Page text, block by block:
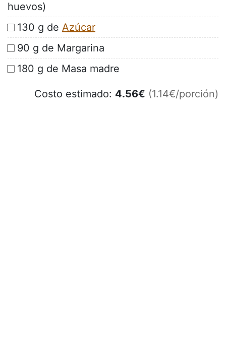
huevos)
130 g de Azúcar
90 g de Margarina
180 g de Masa madre
Costo estimado: 4.56€ (1.14€/porción)